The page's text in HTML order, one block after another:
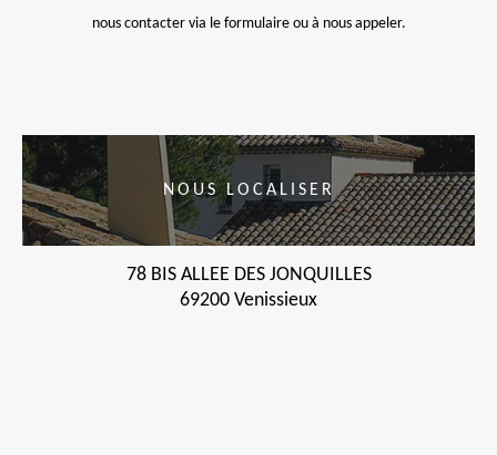
nous contacter via le formulaire ou à nous appeler.
NOUS LOCALISER
78 BIS ALLEE DES JONQUILLES
69200 Venissieux